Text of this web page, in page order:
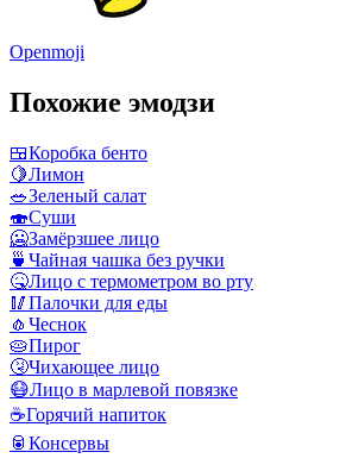
Openmoji
Похожие эмодзи
🍱Коробка бенто
🍋Лимон
🥗Зеленый салат
🍣Суши
🥶Замёрзшее лицо
🍵 Чайная чашка без ручки
🤒Лицо с термометром во рту
🥢Палочки для еды
🧄 Чеснок
🥧Пирог
🤧Чихающее лицо
😷Лицо в марлевой повязке
☕Горячий напиток
🥫 Консервы